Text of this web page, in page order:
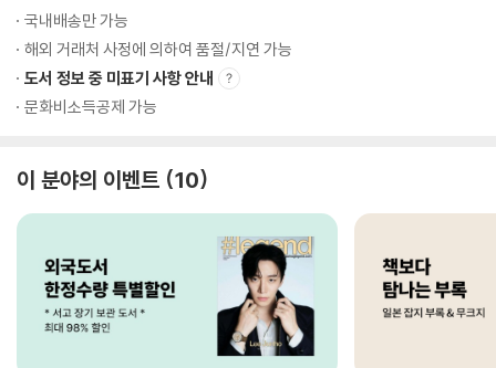
국내배송만 가능
해외 거래처 사정에 의하여 품절/지연 가능
도서 정보 중 미표기 사항 안내
문화비소득공제 가능
이 분야의 이벤트 10